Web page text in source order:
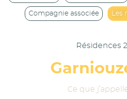
Compagnie associée
Résidences
Ce que